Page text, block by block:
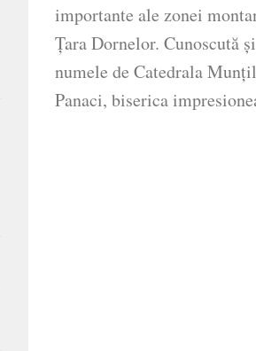
importante ale zonei
Țara Dornelor. Cunoscută
numele de Catedrala
Panaci, biserica